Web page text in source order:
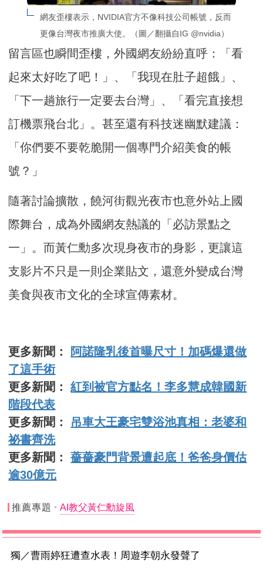
網友歪樓表示，NVIDIA官方不像科技公司帳號，反而
更像台灣夜市推廣大使。（圖／翻攝自IG @nvidia）
留言區也瞬間歪樓，外國網友紛紛直呼：「看
起來太好吃了吧！」、「我現在肚子超餓」、
「下一趟旅行一定要去台灣」、「看完直接想
訂機票飛台北」。甚至還有科技迷幽默建議：
「你們要不要乾脆開一個專門介紹美食的帳
號？」
隨著討論擴散，饒河街觀光夜市也意外站上國
際舞台，成為外國網友熱議的「必訪景點之
一」。而黃仁勳多次現身夜市的身影，更讓這
支影片不只是一則企業貼文，還意外變成台灣
美食與夜市文化的全球宣傳素材。
更多新聞：
阿諾隆乳後首曝尺寸！加碼爆還做
了這手術
更多新聞：紅到被官方點名！李多慧成韓國新
階段代表
更多新聞： 吊車大王豪宅雙浴池真相：老婆和
祕書齊洗
更多新聞：薔薔豪門背景遭起底！爸爸身價估
逾30億元
推薦專題 AI教父黃仁勳旋風
獨／曹雨婷狂遭查水表！周遊李朝永發聲了